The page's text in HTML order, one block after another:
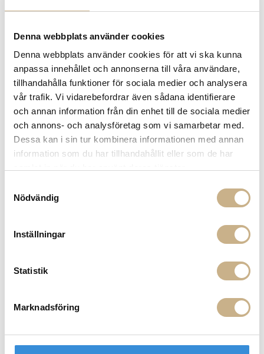
Denna webbplats använder cookies
Denna webbplats använder cookies för att vi ska kunna
anpassa innehållet och annonserna till våra användare,
tillhandahålla funktioner för sociala medier och analysera
vår trafik. Vi vidarebefordrar även sådana identifierare
och annan information från din enhet till de sociala medier
och annons- och analysföretag som vi samarbetar med.
Dessa kan i sin tur kombinera informationen med annan
information som du har tillhandahållit eller som de har
Nödvändig
Inställningar
Statistik
Marknadsföring
Leverans inom 3-5 arbetsdagar på lagervaror
Få10% välkomstrabattnär du registrerar dig för vårt
Fri frakt på mindra varor vid köp över 1000:-
900:- i frakt vid köp av större möbler
Hämta i butik
FRÅGA OSS OM PRODUKTEN
SPECIFIKATIONER